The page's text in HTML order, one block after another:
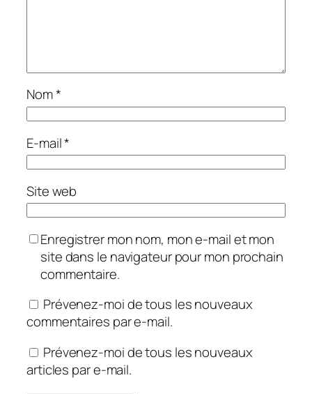
Nom*
E-mail*
Site web
Enregistrer mon nom, mon e-mail et mon
site dans le navigateur pour mon prochain
commentaire.
Prévenez-moi de tous les nouveaux
commentaires par e-mail.
Prévenez-moi de tous les nouveaux
articles par e-mail.